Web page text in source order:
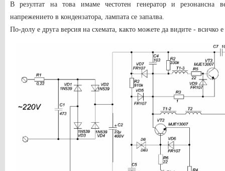
В резултат на това имаме честотен генератор и резонансна
напрежението в кондензатора, лампата се запалва.
По-долу е друга версия на схемата, както можете да видите - всичко